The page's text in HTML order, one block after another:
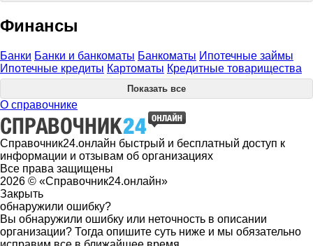
Финансы
Банки Банки и банкоматы Банкоматы Ипотечные займы
Ипотечные кредиты Картоматы Кредитные товарищества
Показать все
О справочнике
Справочник24.онлайн быстрый и бесплатный доступ к
информации и отзывам об организациях
Все права защищены
2026 © «Справочник24.онлайн»
Закрыть
обнаружили ошибку?
Вы обнаружили ошибку или неточность в описании
организации? Тогда опишите суть ниже и мы обязательно